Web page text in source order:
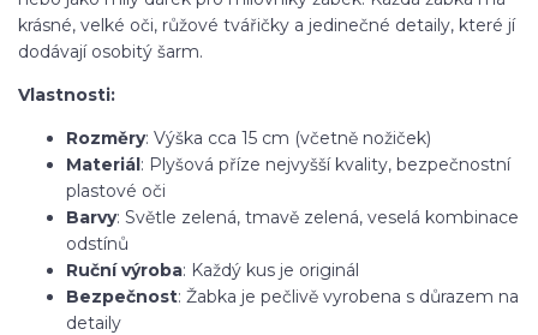
krásné, velké oči, růžové tvářičky a jedinečné detaily, které jí
dodávají osobitý šarm.
Vlastnosti:
Rozměry: Výška cca 15 cm (včetně nožiček)
Materiál: Plyšová příze nejvyšší kvality, bezpečnostní
plastové oči
Barvy: Světle zelená, tmavě zelená, veselá kombinace
odstínů
Ruční výroba: Každý kus je originál
Bezpečnost: Žabka je pečlivě vyrobena s důrazem na
detaily